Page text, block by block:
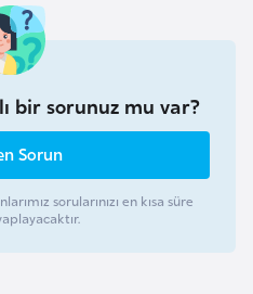
bir sorunuz mu var?
Sorun
sorularınızı en kısa süre